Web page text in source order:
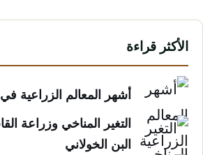
الأكثر قراءة
أشهر المعالم الزراعية
التغير المناخي وزراعة
البن الخولاني